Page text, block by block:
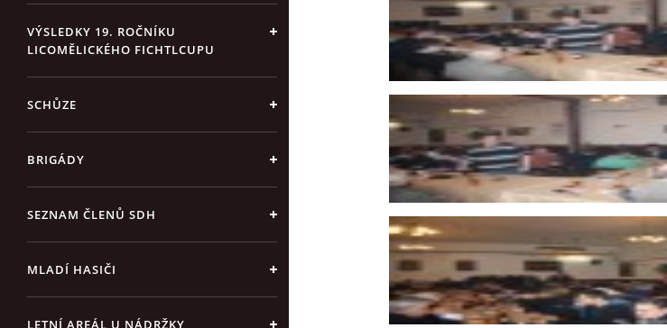
VÝSLEDKY 19. ROČNÍKU
LICOMĚLICKÉHO FICHTLCUPU
SCHŮZE
BRIGÁDY
SEZNAM ČLENŮ SDH
MLADÍ HASIČI
LETNÍ AREÁL U NÁDRŽKY